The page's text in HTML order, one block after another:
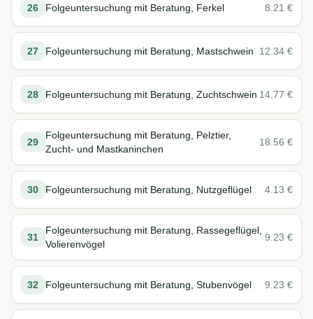
26 Folgeuntersuchung mit Beratung, Ferkel 8.21 €
27 Folgeuntersuchung mit Beratung, Mastschwein 12.34 €
28 Folgeuntersuchung mit Beratung, Zuchtschwein 14.77 €
29
Folgeuntersuchung mit Beratung, Pelztier,
Zucht- und Mastkaninchen
18.56 €
30 Folgeuntersuchung mit Beratung, Nutzgeflügel 4.13 €
31
Folgeuntersuchung mit Beratung, Rassegeflügel,
Volierenvögel
9.23 €
32 Folgeuntersuchung mit Beratung, Stubenvögel 9.23 €